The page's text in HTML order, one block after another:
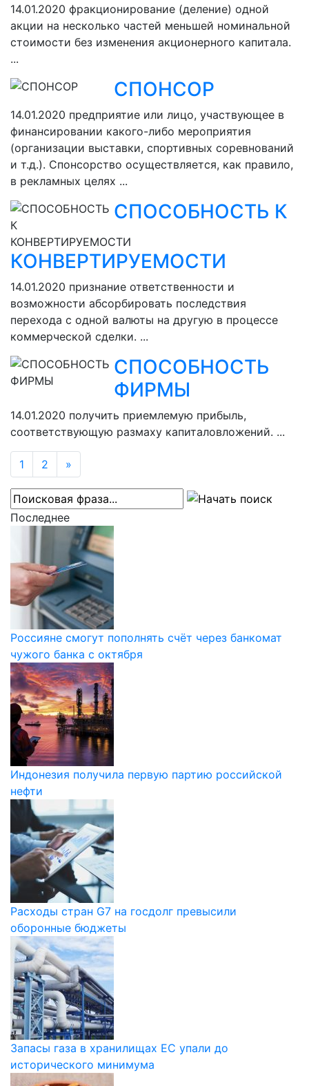
14.01.2020 фракционирование (деление) одной
акции на несколько частей меньшей номинальной
стоимости без изменения акционерного капитала.
...
СПОНСОР
14.01.2020 предприятие или лицо, участвующее в
финансировании какого-либо мероприятия
(организации выставки, спортивных соревнований
и т.д.). Спонсорство осуществляется, как правило,
в рекламных целях ...
СПОСОБНОСТЬ К
КОНВЕРТИРУЕМОСТИ
14.01.2020 признание ответственности и
возможности абсорбировать последствия
перехода с одной валюты на другую в процессе
коммерческой сделки. ...
СПОСОБНОСТЬ
ФИРМЫ
14.01.2020 получить приемлемую прибыль,
соответствующую размаху капиталовложений. ...
1 2 »
Последнее
Россияне смогут пополнять счёт через банкомат
чужого банка с октября
Индонезия получила первую партию российской
нефти
Расходы стран G7 на госдолг превысили
оборонные бюджеты
Запасы газа в хранилищах ЕС упали до
исторического минимума